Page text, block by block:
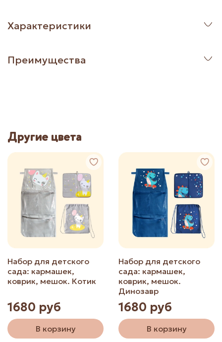
Характеристики
Преимущества
Другие цвета
Набор для детского
сада: кармашек,
коврик, мешок. Котик
1680 руб
В корзину
Набор для детского
сада: кармашек,
коврик, мешок.
Динозавр
1680 руб
В корзину